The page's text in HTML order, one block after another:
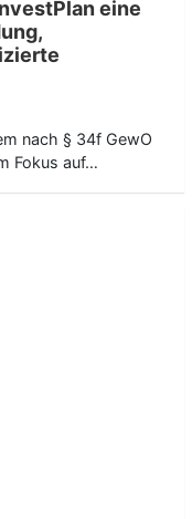
eine
nach § 34f GewO
Fokus auf…